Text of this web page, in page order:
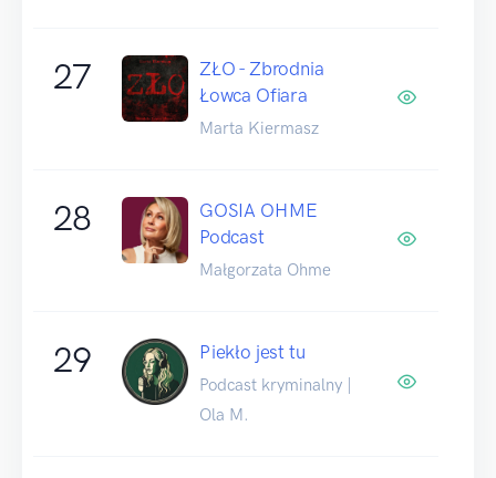
27
ZŁO - Zbrodnia
Łowca Ofiara
Marta Kiermasz
28
GOSIA OHME
Podcast
Małgorzata Ohme
29 Piekło jest tu
Podcast kryminalny |
Ola M.